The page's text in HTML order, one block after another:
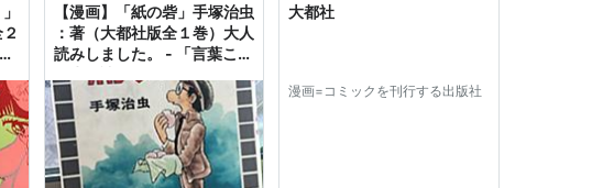
【漫画】「紙の砦」手塚治虫
：著（大都社版全１巻）大人
読みしました。 - 「言葉こそ
の"今ここを生きる心"の裏側
大都社
漫画=コミックを刊行する出版社